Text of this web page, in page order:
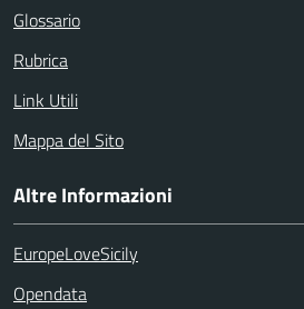
Glossario
Rubrica
Link Utili
Mappa del Sito
Altre Informazioni
EuropeLoveSicily
Opendata